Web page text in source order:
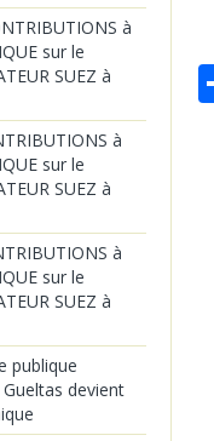
à
sur le
SUEZ à
à
sur le
SUEZ à
à
sur le
SUEZ à
publique
Gueltas devient